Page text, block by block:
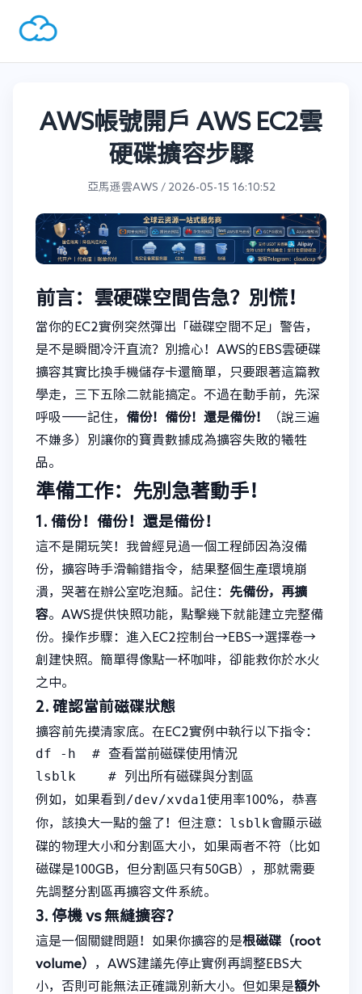
AWS帳號開戶 AWS EC2雲
硬碟擴容步驟
亞馬遜雲AWS / 2026-05-15 16:10:52
前言：雲硬碟空間告急？別慌！
當你的EC2實例突然彈出「磁碟空間不足」警告，
是不是瞬間冷汗直流？別擔心！AWS的EBS雲硬碟
擴容其實比換手機儲存卡還簡單，只要跟著這篇教
學走，三下五除二就能搞定。不過在動手前，先深
呼吸——記住， 備份！備份！還是備份！
（說三遍
不嫌多）別讓你的寶貴數據成為擴容失敗的犧牲
品。
準備工作：先別急著動手！
1. 備份！備份！還是備份！
這不是開玩笑！我曾經見過一個工程師因為沒備
份，擴容時手滑輸錯指令，結果整個生產環境崩
潰，哭著在辦公室吃泡麵。記住： 先備份，再擴
容。AWS提供快照功能，點擊幾下就能建立完整備
份。操作步驟：進入EC2控制台→EBS→選擇卷→
創建快照。簡單得像點一杯咖啡，卻能救你於水火
之中。
2. 確認當前磁碟狀態
擴容前先摸清家底。在EC2實例中執行以下指令：
df -h  # 查看當前磁碟使用情況
例如，如果看到 /dev/xvda1使用率100%，恭喜
你，該換大一點的盤了！但注意： lsblk會顯示磁
碟的物理大小和分割區大小，如果兩者不符（比如
磁碟是100GB，但分割區只有50GB），那就需要
先調整分割區再擴容文件系統。
3. 停機 vs 無縫擴容？
這是一個關鍵問題！如果你擴容的是根磁碟（root
volume）
，AWS建議先停止實例再調整EBS大
小，否則可能無法正確識別新大小。但如果是額外